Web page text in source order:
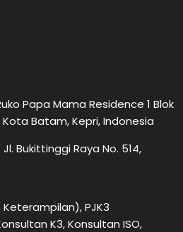
Papa Mama Residence 1 Blok
Batam, Kepri, Indonesia
Bukittinggi Raya No. 514,
PJK3
K3, Konsultan ISO,